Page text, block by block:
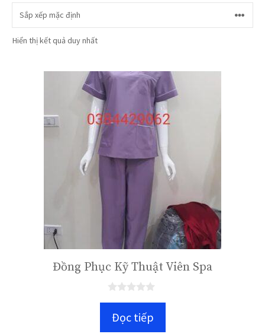
Hiển thị kết quả duy nhất
Đồng Phục Kỹ Thuật Viên Spa
gĐọc tiếp